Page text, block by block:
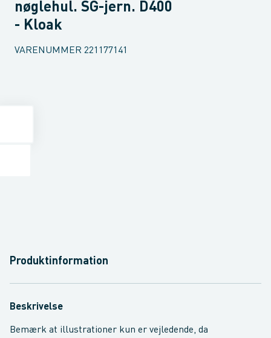
nøglehul. SG-jern. D400
- Kloak
VARENUMMER 221177141
Produktinformation
Beskrivelse
Bemærk at illustrationer kun er vejledende, da